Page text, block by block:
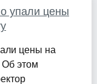
упали цены
цены на
этом